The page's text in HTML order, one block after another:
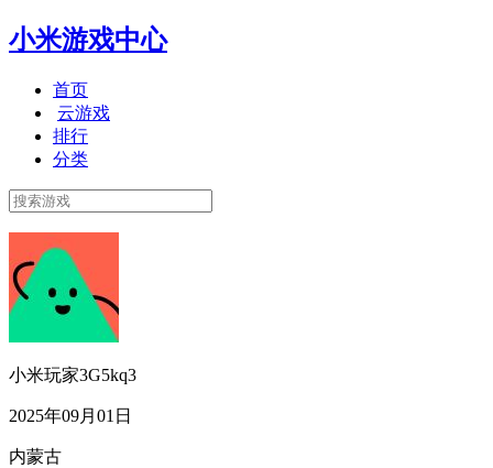
小米游戏中心
首页
云游戏
排行
分类
小米玩家3G5kq3
2025年09月01日
内蒙古